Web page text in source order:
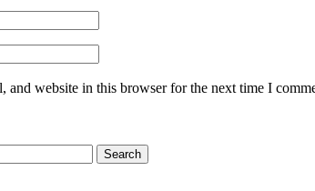
and website in this browser for the next time I